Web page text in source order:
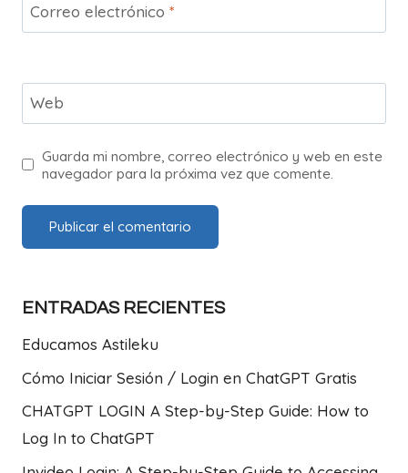
Correo electrónico *
Web
Guarda mi nombre, correo electrónico y web en este
navegador para la próxima vez que comente.
ENTRADAS RECIENTES
Educamos Astileku
Cómo Iniciar Sesión / Login en ChatGPT Gratis
CHATGPT LOGIN A Step-by-Step Guide: How to
Log In to ChatGPT